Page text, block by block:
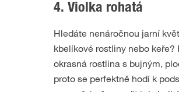
4. Violka rohatá
Hledáte nenáročnou jarní
kbelíkové rostliny nebo
okrasná rostlina s bujným,
proto se perfektně hodí k